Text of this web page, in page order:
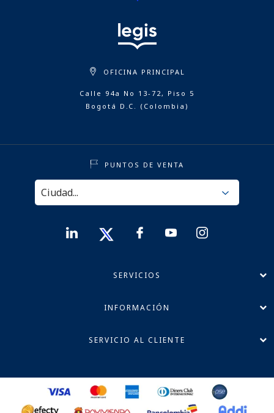
OFICINA PRINCIPAL
Calle 94a No 13-72, Piso 5
Bogotá D.C. (Colombia)
PUNTOS DE VENTA
SERVICIOS
INFORMACIÓN
SERVICIO AL CLIENTE